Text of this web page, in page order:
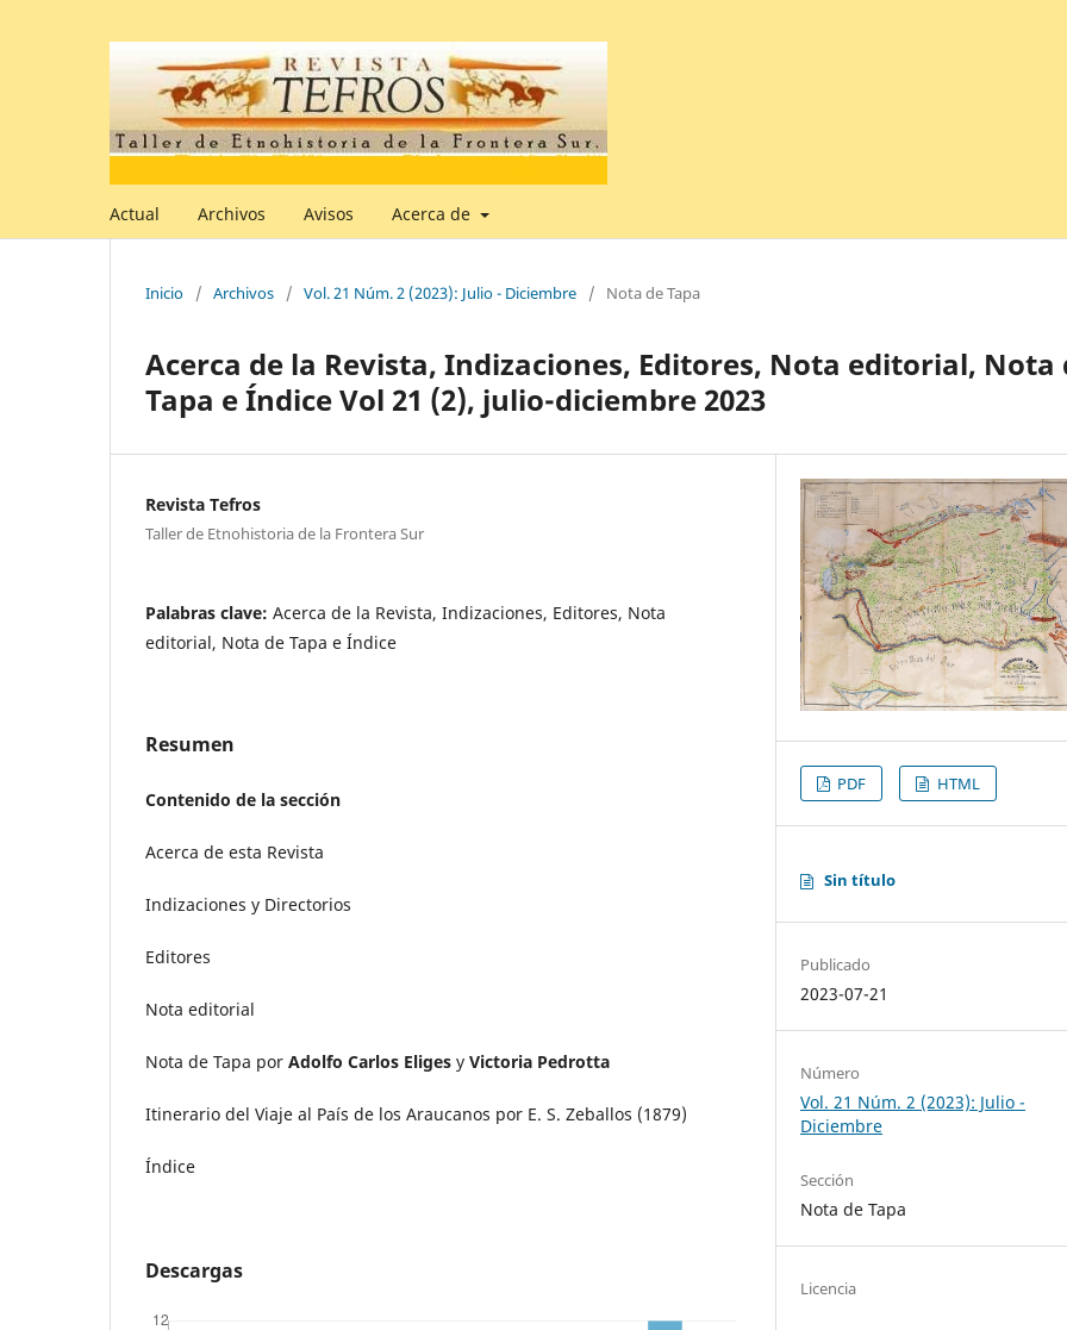
Actual Archivos Avisos Acerca de
Inicio / Archivos / Vol. 21 Núm. 2 (2023): Julio - Diciembre / Nota de Tapa
Acerca de la Revista, Indizaciones, Editores, Nota editorial, Nota
Tapa e Índice Vol 21 (2), julio-diciembre 2023
Revista Tefros
Taller de Etnohistoria de la Frontera Sur
Palabras clave: Acerca de la Revista, Indizaciones, Editores, Nota
editorial, Nota de Tapa e Índice
Resumen
Contenido de la sección
Acerca de esta Revista
Indizaciones y Directorios
Editores
Nota editorial
Nota de Tapa por Adolfo Carlos Eliges y Victoria Pedrotta
Itinerario del Viaje al País de los Araucanos por E. S. Zeballos (1879)
Índice
Descargas
PDF HTML
Sin título
Publicado
2023-07-21
Número
Vol. 21 Núm. 2 (2023): Julio -
Diciembre
Sección
Nota de Tapa
Licencia